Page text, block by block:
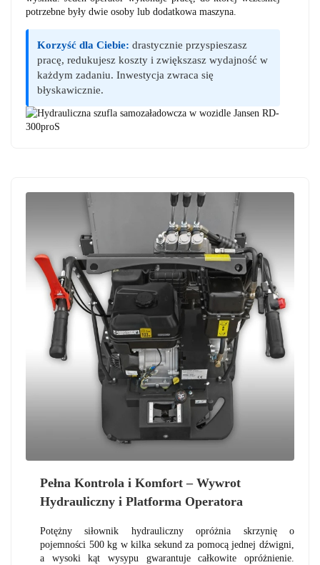
potrzebne były dwie osoby lub dodatkowa maszyna.
Korzyść dla Ciebie: drastycznie przyspieszasz
pracę, redukujesz koszty i zwiększasz wydajność w
każdym zadaniu. Inwestycja zwraca się
błyskawicznie.
Pełna Kontrola i Komfort – Wywrot
Hydrauliczny i Platforma Operatora
Potężny siłownik hydrauliczny opróżnia skrzynię o
pojemności 500 kg w kilka sekund za pomocą jednej dźwigni,
a wysoki kąt wysypu gwarantuje całkowite opróżnienie.